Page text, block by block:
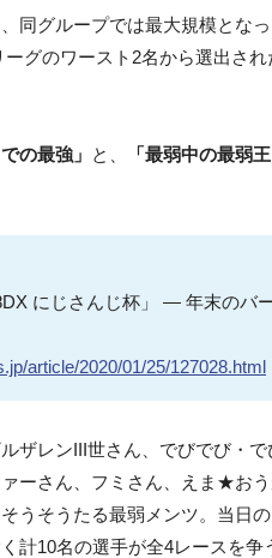
同グループでは最大規模とな
グのワースト2名から選出さ
の最強」 と、 「最弱中の最弱王
にじさんじ杯」 ― 年末のバ
article/2020/01/25/127028.html
ザレンIII世さん、でびでび・
ーさん、フミさん、えま★お
うそうたる最弱メンツ。当日
計10名の選手が全4レースを争